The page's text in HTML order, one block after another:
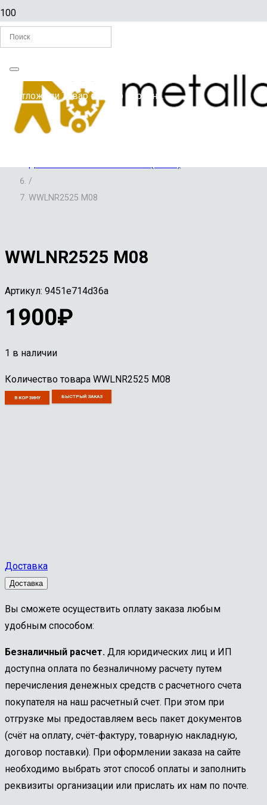
Вы отложилиТоварв свою корзину.
Главная
/
ИМПОРТНЫЕ МЕТАЛЛОРЕЖУЩИЕ ИНСТРУМЕНТЫ И
ПРИСПОСОБЛЕНИЯ
/
WWLNR2525 M08
WWLNR2525 M08
Артикул: 9451e714d36a
1900₽
1 в наличии
Количество товара WWLNR2525 M08
В КОРЗИНУ БЫСТРЫЙ ЗАКАЗ
Доставка
Доставка
Вы сможете осуществить оплату заказа любым
удобным способом:
Безналичный расчет. Для юридических лиц и ИП
доступна оплата по безналичному расчету путем
перечисления денежных средств с расчетного счета
покупателя на наш расчетный счет. При этом при
отгрузке мы предоставляем весь пакет документов
(счёт на оплату, счёт-фактуру, товарную накладную,
договор поставки). При оформлении заказа на сайте
необходимо выбрать этот способ оплаты и заполнить
реквизиты организации или прислать их нам по почте.